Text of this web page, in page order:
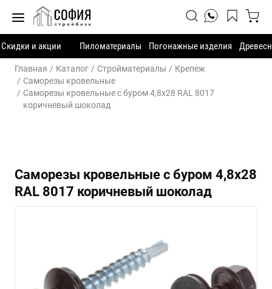
Скидки и акции Пиломатериалы Погонажные изделия
Главная Каталог Стройматериалы
Крепеж
Саморезы кровельные
Саморезы кровельные с буром 4,8х28 RAL 8017
коричневый шоколад
Саморезы кровельные с буром 4,8х28
RAL 8017 коричневый шоколад